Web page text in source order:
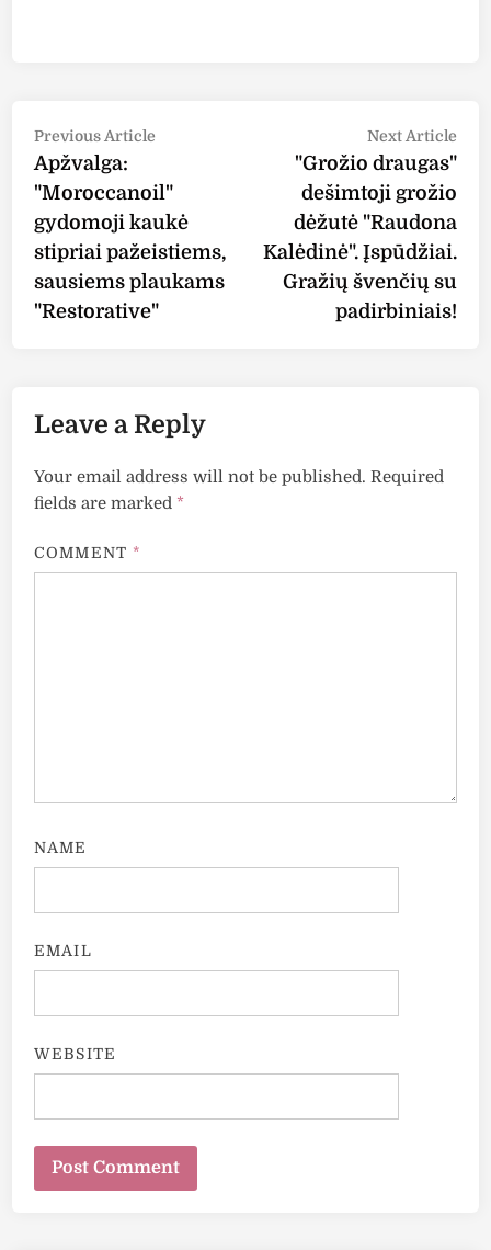
Post
navigation
Previous Article
Apžvalga:
"Moroccanoil"
gydomoji kaukė
stipriai pažeistiems,
sausiems plaukams
"Restorative"
Next Article
"Grožio draugas"
dešimtoji grožio
dėžutė "Raudona
Kalėdinė". Įspūdžiai.
Gražių švenčių su
padirbiniais!
Leave a Reply
Your email address will not be published. Required
fields are marked *
COMMENT *
NAME
EMAIL
WEBSITE